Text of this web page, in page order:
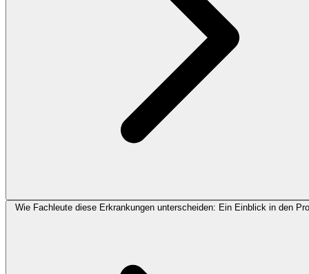
Wie Fachleute diese Erkrankungen unterscheiden: Ein Einblick in den